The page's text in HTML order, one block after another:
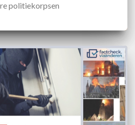
politiekorpsen